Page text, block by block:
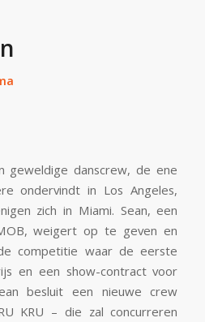
geweldige danscrew, de ene
ondervindt in Los Angeles,
zich in Miami. Sean, een
weigert op te geven en
competitie waar de eerste
en een show-contract voor
besluit een nieuwe crew
KRU – die zal concurreren